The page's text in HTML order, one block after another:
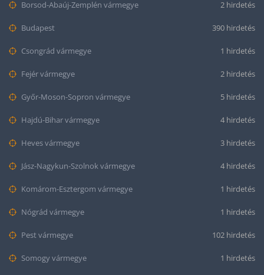
Borsod-Abaúj-Zemplén vármegye 2 hirdetés
Budapest 390 hirdetés
Csongrád vármegye 1 hirdetés
Fejér vármegye 2 hirdetés
Győr-Moson-Sopron vármegye 5 hirdetés
Hajdú-Bihar vármegye 4 hirdetés
Heves vármegye 3 hirdetés
Jász-Nagykun-Szolnok vármegye 4 hirdetés
Komárom-Esztergom vármegye 1 hirdetés
Nógrád vármegye 1 hirdetés
Pest vármegye 102 hirdetés
Somogy vármegye 1 hirdetés